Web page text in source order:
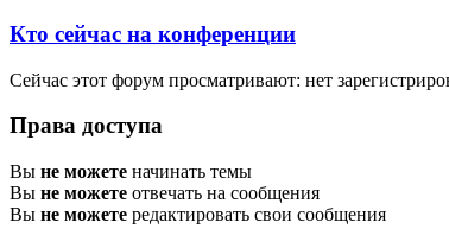
Кто сейчас на конференции
Сейчас этот форум просматривают: нет
Права доступа
Вы не можете начинать темы
Вы не можете отвечать на сообщения
Вы не можете редактировать свои сообщения